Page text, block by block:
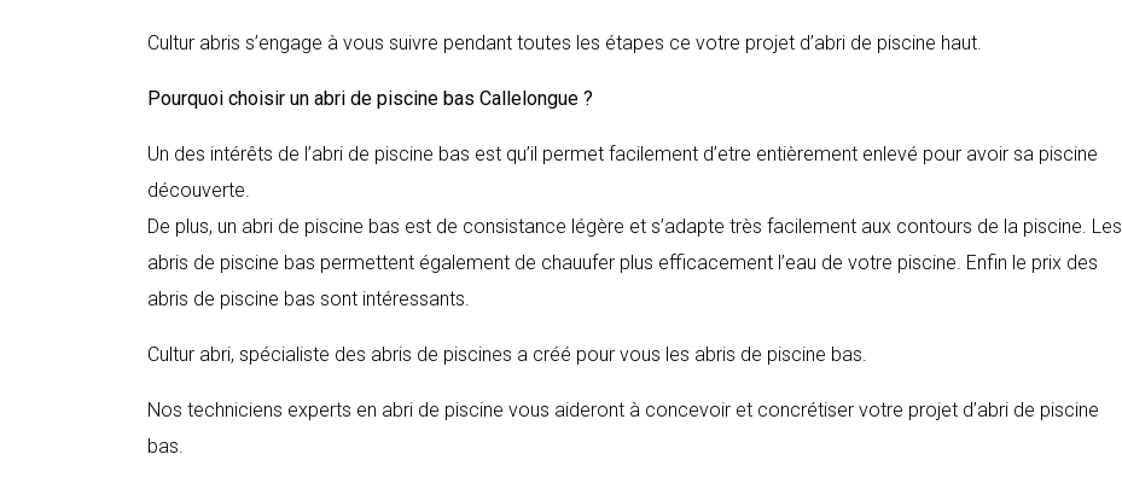
Cultur abris s’engage à vous suivre pendant toutes les étapes ce votre projet d’abri de piscine haut.
Pourquoi choisir un abri de piscine bas Callelongue ?
Un des intérêts de l’abri de piscine bas est qu’il permet facilement d’etre entièrement enlevé pour avoir sa piscine
découverte.
De plus, un abri de piscine bas est de consistance légère et s’adapte très facilement aux contours de la piscine. Les
abris de piscine bas permettent également de chauufer plus efficacement l’eau de votre piscine. Enfin le prix des
abris de piscine bas sont intéressants.
Cultur abri, spécialiste des abris de piscines a créé pour vous les abris de piscine bas.
Nos techniciens experts en abri de piscine vous aideront à concevoir et concrétiser votre projet d’abri de piscine
bas.